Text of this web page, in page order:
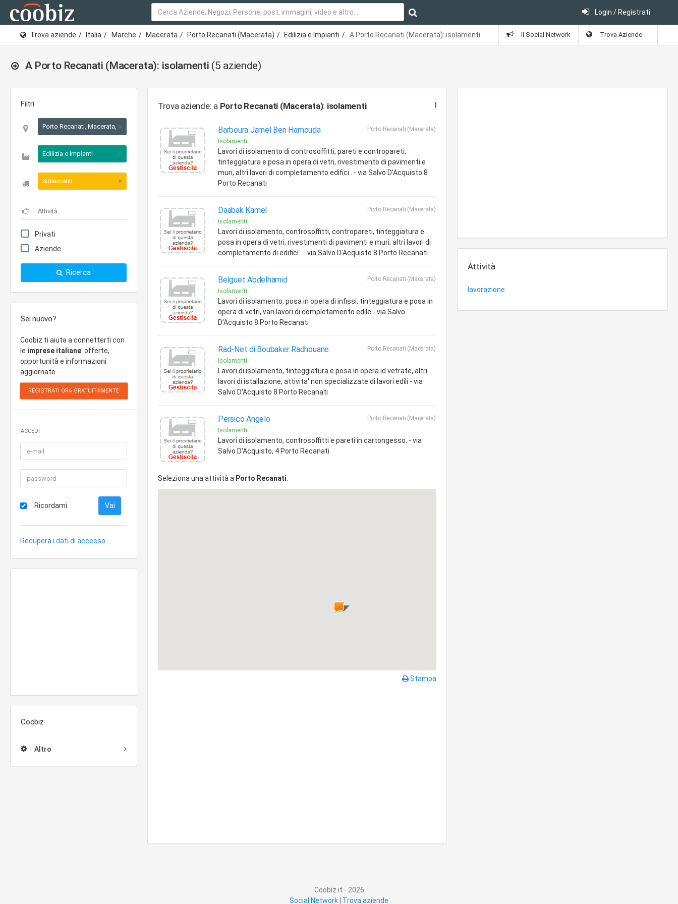
Login / Registrati
Trova aziende Italia Marche Macerata Porto Recanati (Macerata) Edilizia e Impianti A Porto Recanati (Macerata): isolamenti Il Social Network Trova Aziende
A Porto Recanati (Macerata): isolamenti (5 aziende)
Filtri
Porto Recanati, Macerata, Marche
×
Edilizia e Impianti ×
Isolamenti ×
Privati
Aziende
Ricerca
Sei nuovo?
Coobiz ti aiuta a connetterti con
le imprese italiane: offerte,
opportunità e informazioni
aggiornate.
ACCEDI
Ricordami
Recupera i dati di accesso
Coobiz
Altro
Trova aziende: a Porto Recanati (Macerata): isolamenti
Barboura Jamel Ben Hamouda
Porto Recanati (Macerata)
Isolamenti
Lavori di isolamento di controsoffitti, pareti e contropareti,
tinteggiatura e posa in opera di vetri, rivestimento di pavimenti e
muri, altri lavori di completamento edifici . - via Salvo D'Acquisto 8
Porto Recanati
Daabak Kamel
Porto Recanati (Macerata)
Isolamenti
Lavori di isolamento, controsoffitti, contropareti, tinteggiatura e
posa in opera di vetri, rivestimenti di pavimenti e muri, altri lavori di
completamento di edifici . - via Salvo D'Acquisto 8 Porto Recanati
Belguet Abdelhamid
Porto Recanati (Macerata)
Isolamenti
Lavori di isolamento, posa in opera di infissi, tinteggiatura e posa in
opera di vetri, vari lavori di completamento edile - via Salvo
D'Acquisto 8 Porto Recanati
Rad-Net di Boubaker Radhouane
Porto Recanati (Macerata)
Isolamenti
Lavori di isolamento, tinteggiatura e posa in opera id vetrate, altri
lavori di istallazione, attivita' non specializzate di lavori edili - via
Salvo D'Acquisto 8 Porto Recanati
Persico Angelo
Porto Recanati (Macerata)
Isolamenti
Lavori di isolamento, controsoffitti e pareti in cartongesso. - via
Salvo D'Acquisto, 4 Porto Recanati
Seleziona una attività a Porto Recanati:
Stampa
Attività
lavorazione
Coobiz.it - 2026
Social Network
Trova aziende